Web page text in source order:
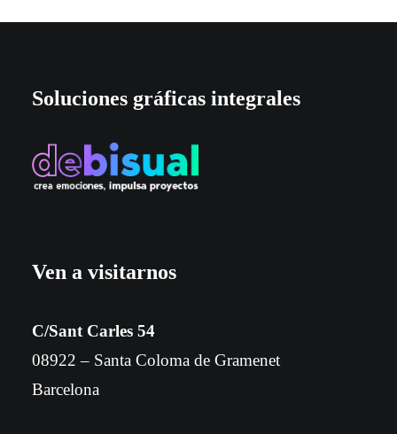
Soluciones gráficas integrales
Ven a visitarnos
C/Sant Carles 54
08922 – Santa Coloma de Gramenet
Barcelona